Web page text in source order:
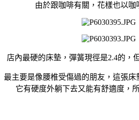
由於跟咖啡有關，花樣也以咖
店內最硬的床墊，彈簧現徑是2.4的，
最主要是像腰椎受傷過的朋友，這張
它有硬度外躺下去又能有舒適度，